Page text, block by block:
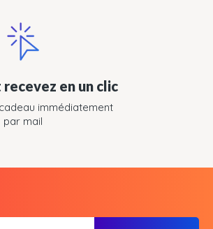
en un clic
immédiatement
par mail